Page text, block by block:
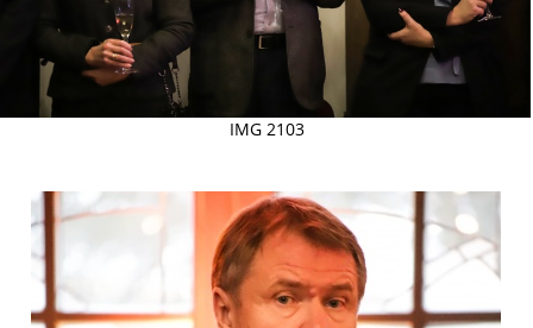
IMG 2103